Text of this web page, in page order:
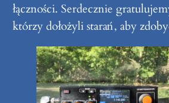
łączności. Serdecznie
którzy dołożyli starań, aby